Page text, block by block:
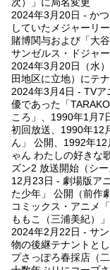
2024年3月20日 - か
していたメジャーリ
賭博関与および「大
サンゼルス・ドジャ
2024年3月20日（水
田地区に立地）にテ
2024年3月4日 - TVア
優であった「
ころ」、1990年1月7
初回放送、1990年12
ん」 公開、1992年
ゃん わたしの好きな
ズン2 放送開始（シ
12月23日 - 劇場版ア
た少年」 公開（前作
コミックス・アニメ
ももこ（三浦美紀）
2024年2月22日 - サ
物の後継テナントと
プさっぽろ春採店（